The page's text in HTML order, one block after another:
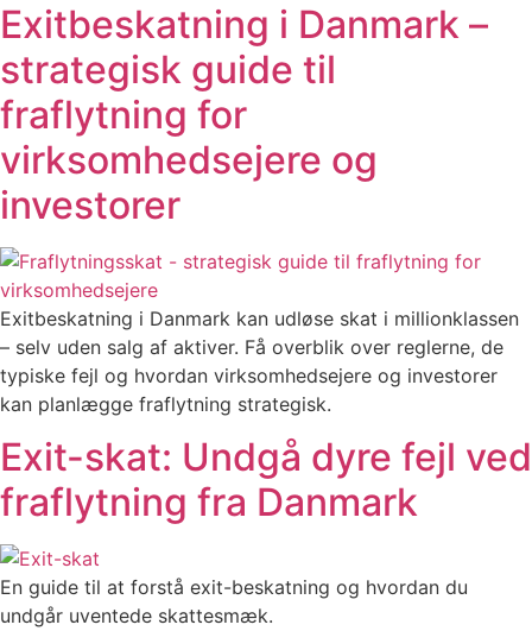
Exitbeskatning i Danmark –
strategisk guide til
fraflytning for
virksomhedsejere og
investorer
Exitbeskatning i Danmark kan udløse skat i millionklassen
– selv uden salg af aktiver. Få overblik over reglerne, de
typiske fejl og hvordan virksomhedsejere og investorer
kan planlægge fraflytning strategisk.
Exit-skat: Undgå dyre fejl ved
fraflytning fra Danmark
En guide til at forstå exit-beskatning og hvordan du
undgår uventede skattesmæk.